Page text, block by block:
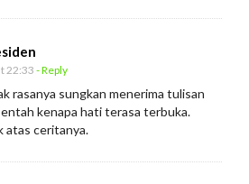
22:33 - Reply
rasanya sungkan menerima tulisan
kenapa hati terasa terbuka.
atas ceritanya.